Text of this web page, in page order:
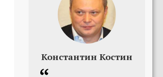
Константин Костин